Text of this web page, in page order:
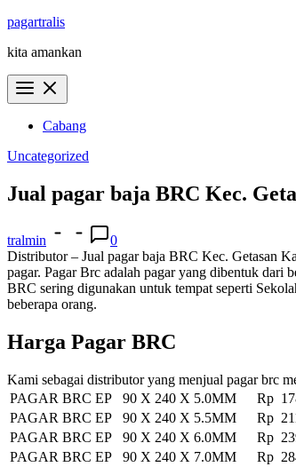
Skip
content
pagartralis
kita amankan
Cabang
Uncategorized
Jual pagar baja BRC Kec.
tralmin
0
Distributor – Jual pagar baja BRC Kec. Getasan
pagar. Pagar Brc adalah pagar yang dibentuk dari
BRC sering digunakan untuk tempat seperti
beberapa orang.
Harga Pagar BRC
Kami sebagai distributor yang menjual pagar brc
PAGAR BRC EP 90 X 240 X 5.0MM
Rp
PAGAR BRC EP 90 X 240 X 5.5MM
Rp
PAGAR BRC EP 90 X 240 X 6.0MM
Rp
PAGAR BRC EP 90 X 240 X 7.0MM
Rp